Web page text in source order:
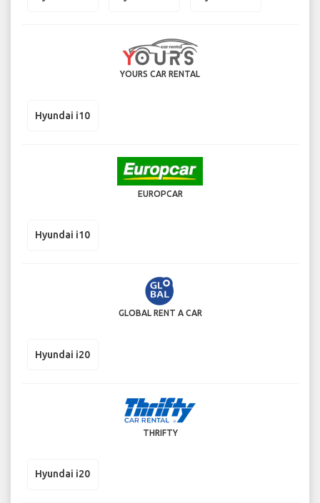
YOURS CAR RENTAL
Hyundai i10
EUROPCAR
Hyundai i10
GLOBAL RENT A CAR
Hyundai i20
THRIFTY
Hyundai i20